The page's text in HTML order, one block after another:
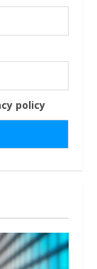
policy